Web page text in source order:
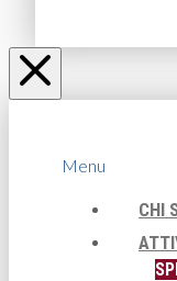
Menu
CHI